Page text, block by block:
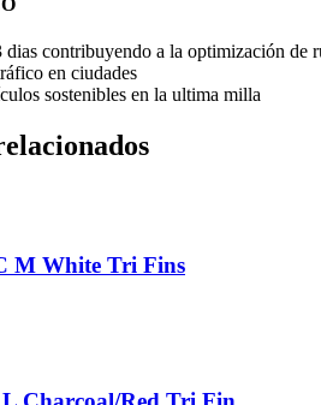
dias contribuyendo a la optimización de
en ciudades
sostenibles en la ultima milla
M White Tri Fins